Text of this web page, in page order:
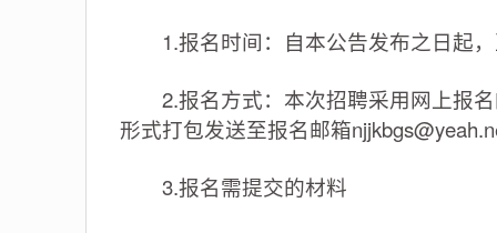
1.报名时间：自本公告发布之日起，
2.报名方式：本次招聘采用网上报名
形式打包发送至报名邮箱
3.报名需提交的材料